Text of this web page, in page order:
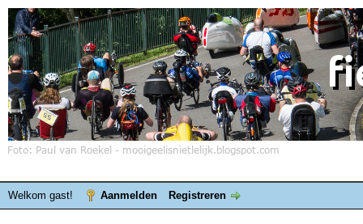
Welkom gast! Aanmelden Registreren